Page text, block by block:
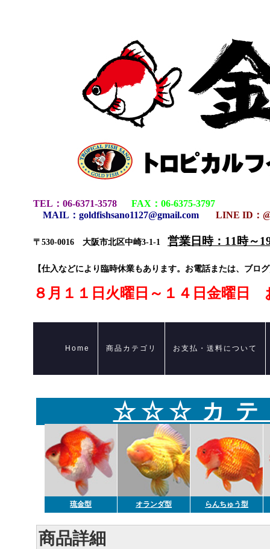
TEL ： 06-6371-3578 FAX ： 06-6375-3797
MAIL ： goldfishsano1127@gmail.com LINE ID：
〒530-0016 大阪市北区中崎3-1-1 営業日時：11時～
【仕入などにより臨時休業もあります。お電話または、ブロ
８月１１日火曜日～１４日金曜日
Home 商品カテゴリ お支払・送料について
☆ ☆ ☆ カ テ
琉金型 オランダ型 らんちゅう型
商品詳細